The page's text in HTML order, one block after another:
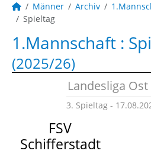
Männer Archiv
Spieltag
1.Mannschaft :
(2025/26)
Landesliga
3. Spieltag -
FSV
Schifferstadt